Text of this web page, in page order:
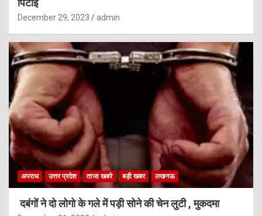
December 29, 2023 admin
अपराध उत्तर प्रदेश ताजा खबरे बड़ी खबर लखनऊ
दबंगों ने दो लोगो के गले में पड़ी सोने की चेन लुटी , मुकदमा